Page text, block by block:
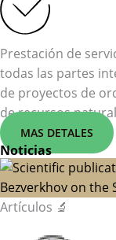
Prestación de
todas las partes
de proyectos de
de recursos
MAS DETALES
Noticias
Artículos 🔬